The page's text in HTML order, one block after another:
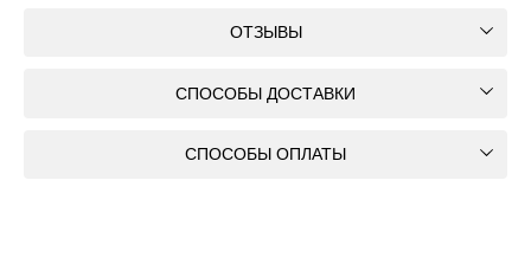
ОТЗЫВЫ
СПОСОБЫ ДОСТАВКИ
СПОСОБЫ ОПЛАТЫ